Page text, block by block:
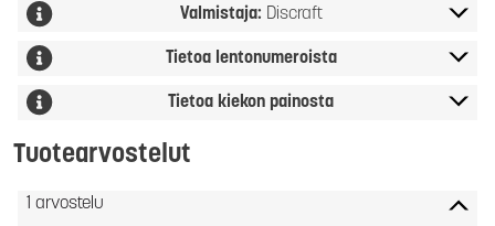
Valmistaja: Discraft
Tietoa lentonumeroista
Tietoa kiekon painosta
Tuotearvostelut
1 arvostelu